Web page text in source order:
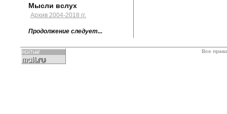
Мысли вслух
Архив 2004-2018 гг.
Продолжение следует...
Все